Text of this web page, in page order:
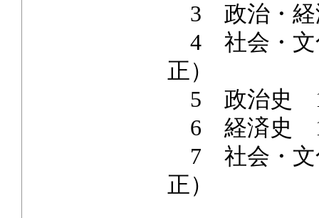
3 政治・経
4 社会・文
正）
5 政治史
6 経済史
7 社会・文
正）